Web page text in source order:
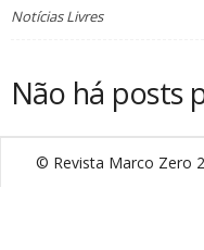
Notícias Livres
Não há posts
© Revista Marco Zero